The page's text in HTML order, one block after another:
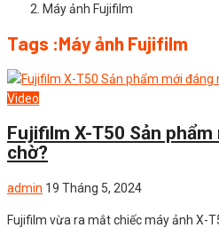
Máy ảnh Fujifilm
Tags :Máy ảnh Fujifilm
Video
Fujifilm X-T50 Sản
chờ?
admin 19 Tháng 5, 2024
Fujifilm vừa ra mắt chiếc máy ảnh X-